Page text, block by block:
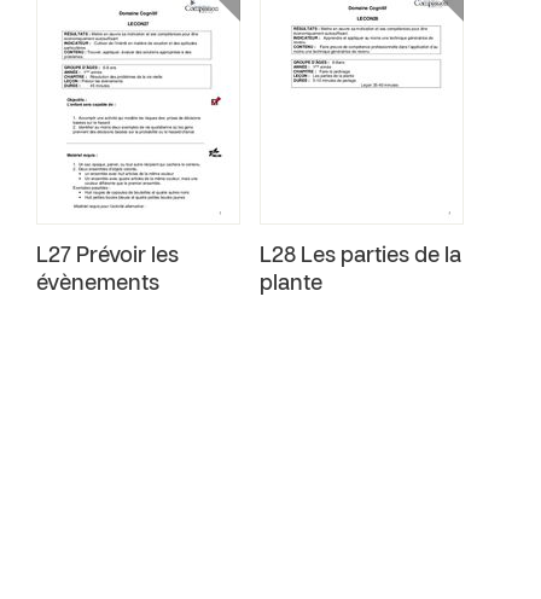
L27 Prévoir les
évènements
L28 Les parties de la
plante